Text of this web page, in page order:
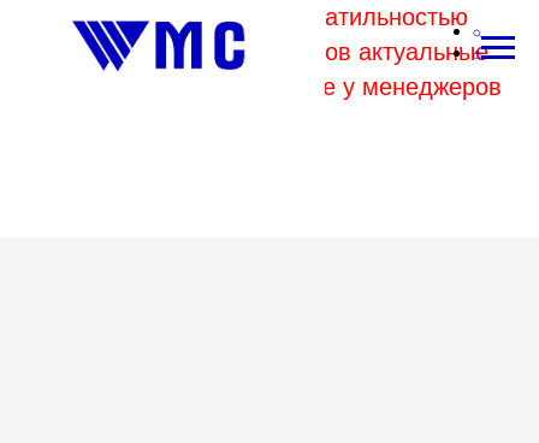
В связи с высокой волатильностью
отпускных цен комбинатов актуальные
цены на металл уточняйте у менеджеров